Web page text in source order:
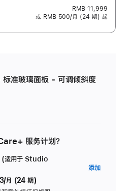
RMB 11,999
或 RMB 500/月 (24 期) 起
玻璃面板 - 可调倾斜度
服务计划？
(适用于 Studio
月 (24 期)
添加